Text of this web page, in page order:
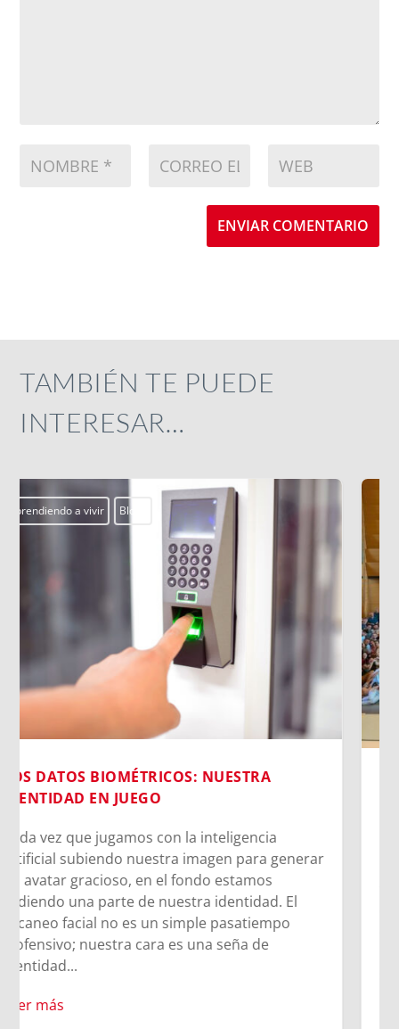
ENVIAR COMENTARIO
TAMBIÉN TE PUEDE
INTERESAR…
Actualidad Campobosco2026 Centros Juveniles
MORNESE EN EL CORAZÓN
Mazzarello y las Hijas de María Auxiliadora.
Entre la cercanía de Madre Chiara, el
testimonio vivo de las salesianas y la alegría
compartida en el oratorio, los jóvenes
descubrieron que el legado de Madre
Mazzarello sigue latiendo en cada corazón que
se abre a Dios. A veces, los caminos cambian,
pero los encuentros más importantes suceden
igualmente.